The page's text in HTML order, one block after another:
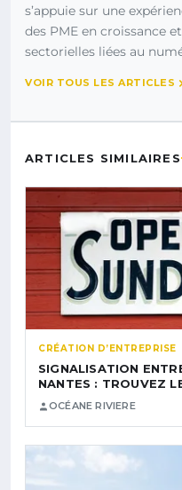
s’appuie sur une
des PME en croissance
sectorielles liées au
VOIR TOUS LES ARTICLES
ARTICLES SIMILAIRES
CRÉATION D’ENTREPRISE
SIGNALISATION
NANTES : TROUVEZ
OCÉANE RIVIERE